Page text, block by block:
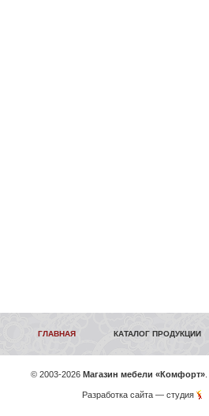
ГЛАВНАЯ КАТАЛОГ ПРОДУКЦИИ
© 2003-2026 Магазин мебели «Комфорт»
Разработка сайта— студия